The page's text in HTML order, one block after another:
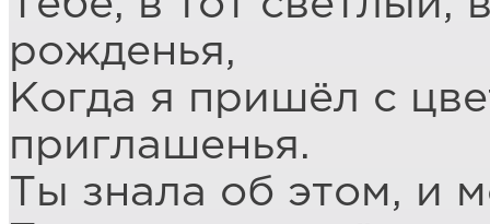
рожденья,
Когда я пришёл с
приглашенья.
Ты знала об этом, и